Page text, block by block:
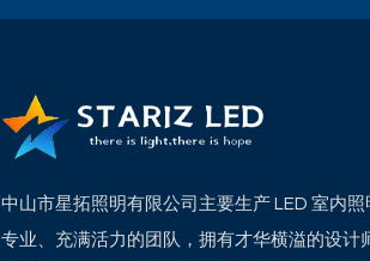
中山市星拓照明有限公司主要生产 LED 室内照
专业、充满活力的团队，拥有才华横溢的设计